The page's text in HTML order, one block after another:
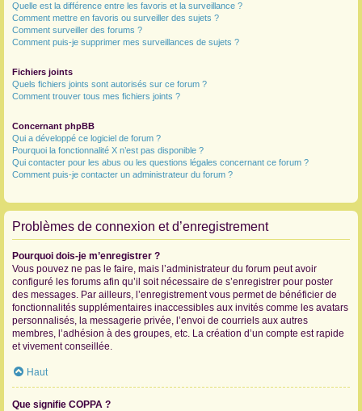
Quelle est la différence entre les favoris et la surveillance ?
Comment mettre en favoris ou surveiller des sujets ?
Comment surveiller des forums ?
Comment puis-je supprimer mes surveillances de sujets ?
Fichiers joints
Quels fichiers joints sont autorisés sur ce forum ?
Comment trouver tous mes fichiers joints ?
Concernant phpBB
Qui a développé ce logiciel de forum ?
Pourquoi la fonctionnalité X n’est pas disponible ?
Qui contacter pour les abus ou les questions légales concernant ce forum ?
Comment puis-je contacter un administrateur du forum ?
Problèmes de connexion et d’enregistrement
Pourquoi dois-je m’enregistrer ?
Vous pouvez ne pas le faire, mais l’administrateur du forum peut avoir
configuré les forums afin qu’il soit nécessaire de s’enregistrer pour poster
des messages. Par ailleurs, l’enregistrement vous permet de bénéficier de
fonctionnalités supplémentaires inaccessibles aux invités comme les avatars
personnalisés, la messagerie privée, l’envoi de courriels aux autres
membres, l’adhésion à des groupes, etc. La création d’un compte est rapide
et vivement conseillée.
Haut
Que signifie COPPA ?